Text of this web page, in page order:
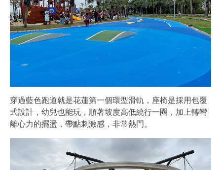
穿過藍色跑道就是花蓮第一個環型滑軌，座椅是採用包覆
式設計，幼兒也能玩，順著坡度高低繞行一圈，加上轉彎
離心力的擺盪，帶點刺激感，非常熱門。